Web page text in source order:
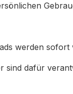
werden
sind dafür